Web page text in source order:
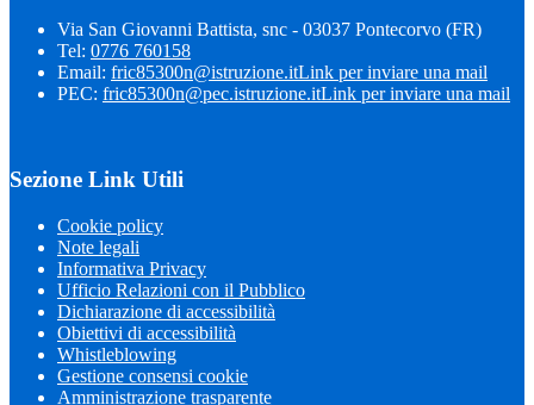
Via San Giovanni Battista, snc - 03037 Pontecorvo (FR)
Tel: 0776 760158
Email: fric85300n@istruzione.itLink per inviare una mail
PEC: fric85300n@pec.istruzione.itLink per inviare una mail
Sezione Link Utili
Cookie policy
Note legali
Informativa Privacy
Ufficio Relazioni con il Pubblico
Dichiarazione di accessibilità
Obiettivi di accessibilità
Whistleblowing
Gestione consensi cookie
Amministrazione trasparente